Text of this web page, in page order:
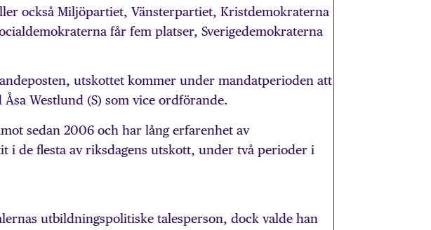
också Miljöpartiet, Vänsterpartiet, Kristdemokraterna
får fem platser, Sverigedemokraterna
utskottet kommer under mandatperioden att
Westlund (S) som vice ordförande.
sedan 2006 och har lång erfarenhet av
i de flesta av riksdagens utskott, under två perioder i
utbildningspolitiske talesperson, dock valde han